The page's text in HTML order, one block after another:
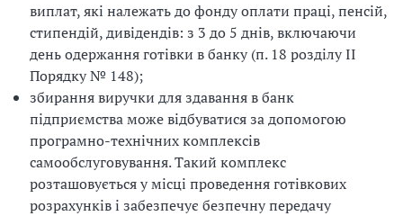
виплат, які належать до фонду оплати праці, пенсій,
стипендій, дивідендів: з 3 до 5 днів, включаючи
день одержання готівки в банку (п. 18 розділу ІІ
Порядку № 148);
збирання виручки для здавання в банк
підприємства може відбуватися за допомогою
програмно-технічних комплексів
самообслуговування. Такий комплекс
розташовується у місці проведення готівкових
розрахунків і забезпечує безпечну передачу